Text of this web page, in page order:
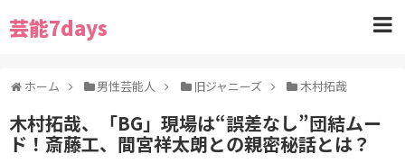
芸能7days
ホーム 男性芸能人 旧ジャニーズ 木村拓哉
木村拓哉、「BG」現場は“誤差なし”団結ムー
ド！斎藤工、間宮祥太朗との親密秘話とは？